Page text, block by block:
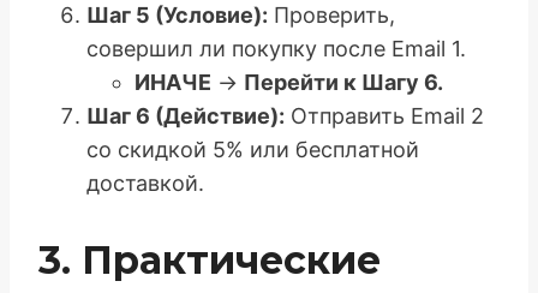
Шаг 5 (Условие): Проверить,
совершил ли покупку после Email 1.
ИНАЧЕ -> Перейти к Шагу 6.
Шаг 6 (Действие): Отправить Email 2
со скидкой 5% или бесплатной
доставкой.
3. Практические